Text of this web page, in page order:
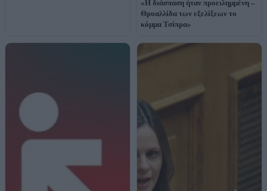
«Η διάσπαση ήταν προειλημμένη –
Θρυαλλίδα των εξελίξεων το
κόμμα Τσίπρα»